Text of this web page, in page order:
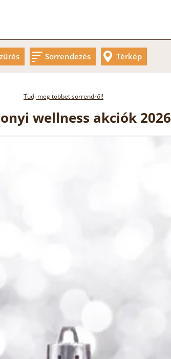
Sorrendezés Térkép
Tudj meg többet sorrendről!
wellness akciók 2026